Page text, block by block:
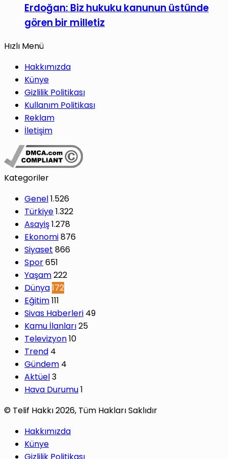
Erdoğan: Biz hukuku kanunun üstünde
gören bir milletiz
Hızlı Menü
Hakkımızda
Künye
Gizlilik Politikası
Kullanım Politikası
Reklam
İletişim
Kategoriler
Genel1.526
Türkiye1.322
Asayiş1.278
Ekonomi876
Siyaset 866
Spor651
Yaşam222
Dünya172
Eğitim111
Sivas Haberleri 49
Kamu İlanları25
Televizyon10
Trend 4
Gündem 4
Aktüel3
Hava Durumu1
© Telif Hakkı 2026, Tüm Hakları Saklıdır
Hakkımızda
Künye
Gizlilik Politikası